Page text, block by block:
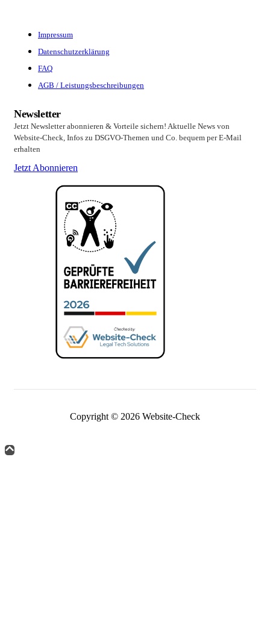
Impressum
Datenschutzerklärung
FAQ
AGB / Leistungsbeschreibungen
Newsletter
Jetzt Newsletter abonnieren & Vorteile sichern! Aktuelle News von
Website-Check, Infos zu DSGVO-Themen und Co. bequem per E-Mail
erhalten
Jetzt Abonnieren
Copyright © 2026 Website-Check